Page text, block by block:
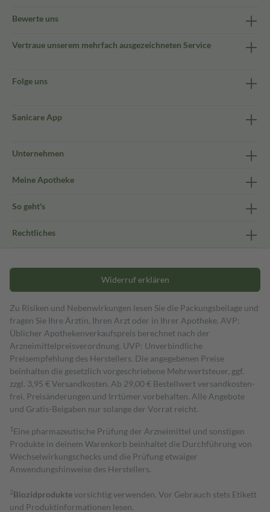
Bewerte uns
Vertraue unserem mehrfach ausgezeichneten Service
Folge uns
Sanicare App
Unternehmen
Meine Apotheke
So geht's
Rechtliches
Widerruf erklären
Zu Risiken und Nebenwirkungen lesen Sie die Packungsbeilage und
fragen Sie Ihre Ärztin, Ihren Arzt oder in Ihrer Apotheke. AVP:
Üblicher Apothekenverkaufspreis berechnet nach der
Arzneimittelpreisverordnung. UVP: Unverbindliche
Preisempfehlung des Herstellers. Die angegebenen Preise
beinhalten die gesetzlich vorgeschriebene Mehrwertsteuer, ggf.
zzgl. 3,95 € Versandkosten. Ab 29,00 € Bestell­wert versand­kosten­
frei. Preisänderungen und Irrtümer vorbehalten. Alle Angebote
und Gratis-Beigaben nur solange der Vorrat reicht.
1 Eine pharmazeutische Prüfung der Arzneimittel und sonstigen
Produkte in deinem Warenkorb beinhaltet die Durchführung von
Wechselwirkungschecks und die Prüfung etwaiger
Anwendungshinweise des Herstellers.
2Biozidproduktevorsichtig verwenden. Vor Gebrauch stets Etikett
und Produktinformationen lesen.